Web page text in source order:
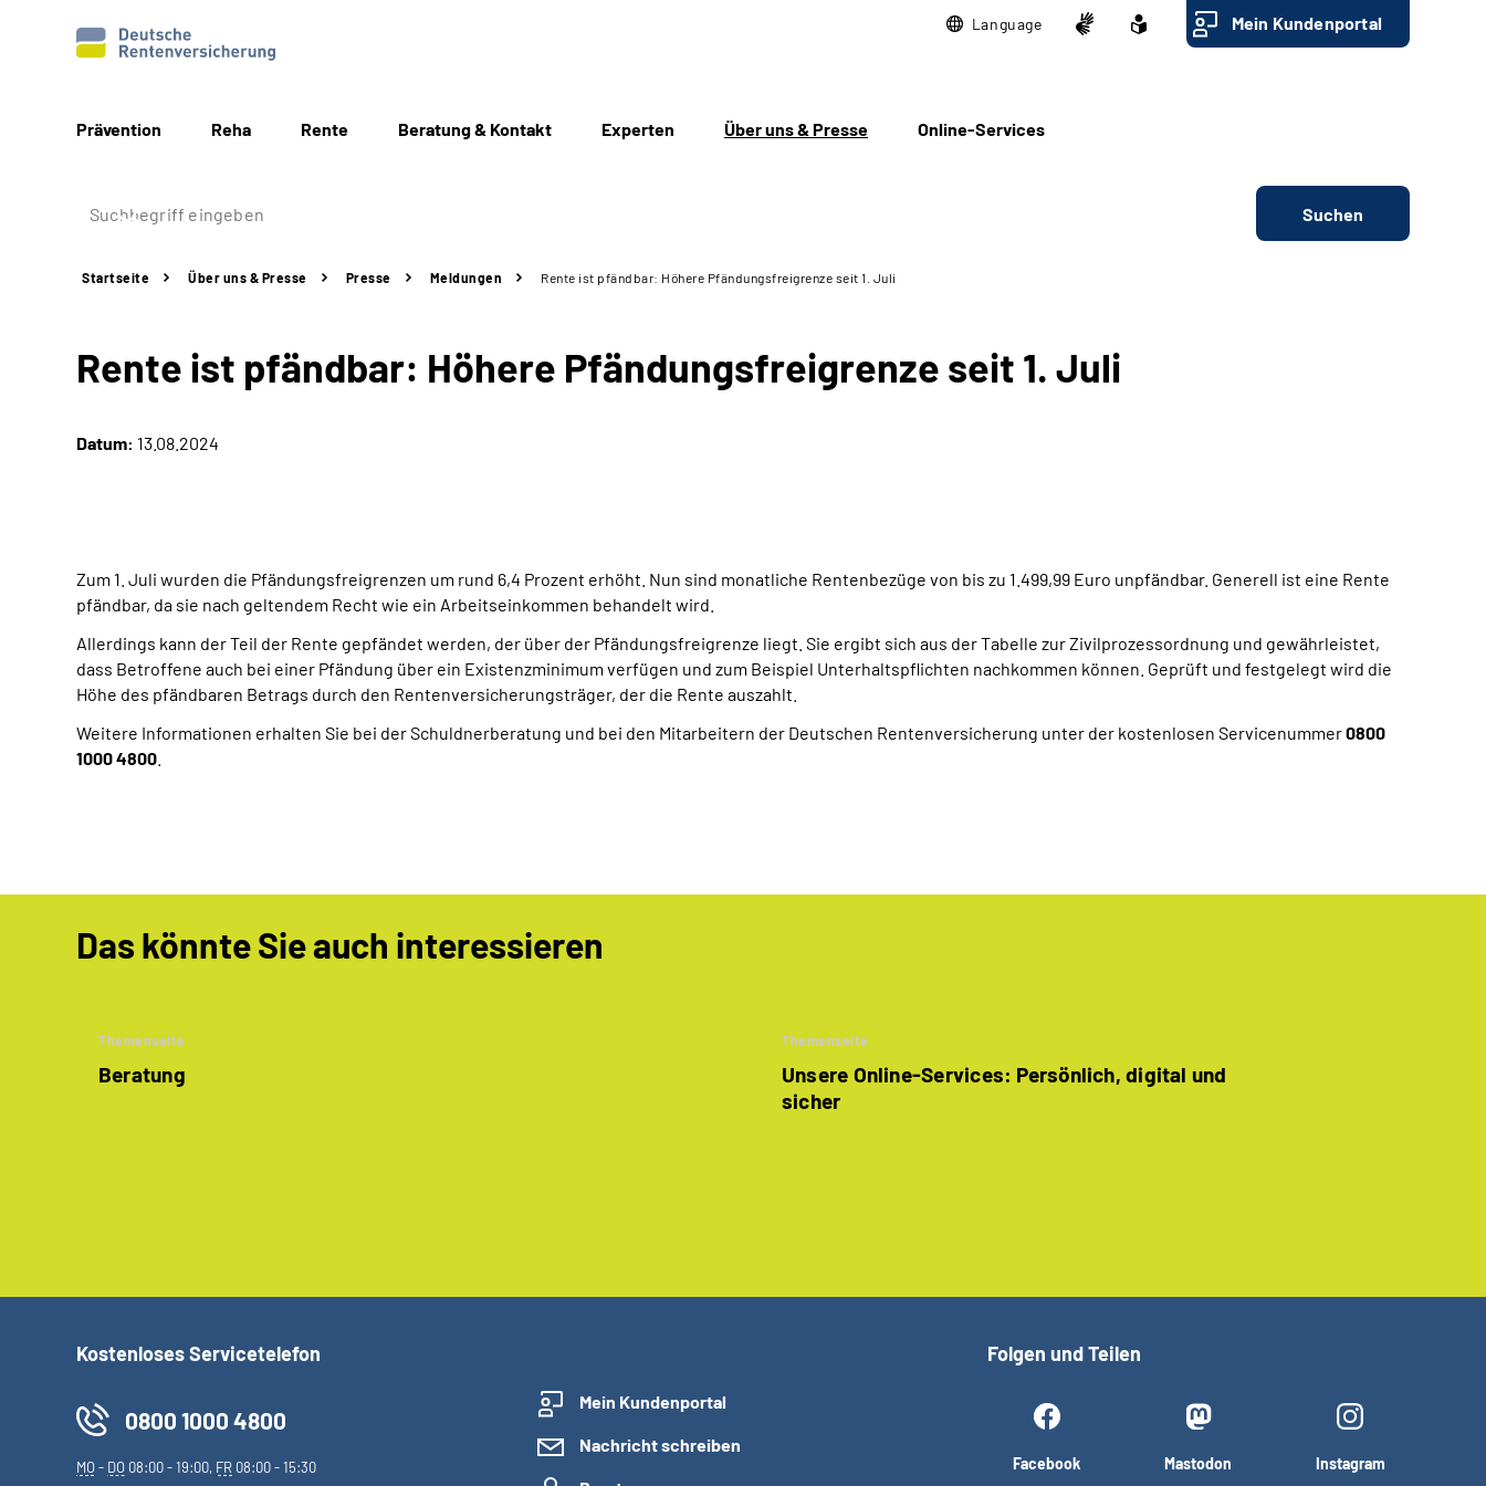
Language Mein Kundenportal
Prävention Reha Rente Beratung & Kontakt Experten Über uns & Presse Online-Services
Suchen
Startseite Über uns & Presse Presse Meldungen Rente ist pfändbar: Höhere Pfändungsfreigrenze seit 1. Juli
Rente ist pfändbar: Höhere Pfändungsfreigrenze seit 1. Juli
Datum: 13.08.2024
Zum 1. Juli wurden die Pfändungsfreigrenzen um rund 6,4 Prozent erhöht. Nun sind monatliche Rentenbezüge von bis zu 1.499,99 Euro unpfändbar. Generell ist eine Rente
pfändbar, da sie nach geltendem Recht wie ein Arbeitseinkommen behandelt wird.
Allerdings kann der Teil der Rente gepfändet werden, der über der Pfändungsfreigrenze liegt. Sie ergibt sich aus der Tabelle zur Zivilprozessordnung und gewährleistet,
dass Betroffene auch bei einer Pfändung über ein Existenzminimum verfügen und zum Beispiel Unterhaltspflichten nachkommen können. Geprüft und festgelegt wird die
Höhe des pfändbaren Betrags durch den Rentenversicherungsträger, der die Rente auszahlt.
Weitere Informationen erhalten Sie bei der Schuldnerberatung und bei den Mitarbeitern der Deutschen Rentenversicherung unter der kostenlosen Servicenummer0800
1000 4800
Das könnte Sie auch interessieren
Themenseite
Beratung
Themenseite
Unsere Online-Services: Persönlich, digital und
sicher
Kostenloses Servicetelefon
0800 1000 4800
MO- DO 08:00 - 19:00, FR 08:00 - 15:30
Mein Kundenportal
Nachricht schreiben
Folgen und Teilen
Facebook Mastodon Instagram